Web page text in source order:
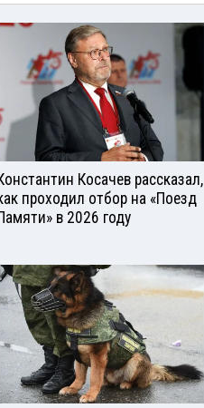
Косачев рассказал,
проходил отбор на «Поезд
в 2026 году